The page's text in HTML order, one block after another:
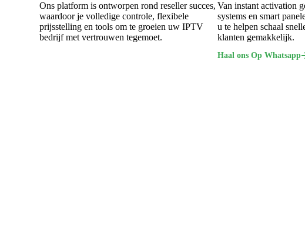
Ons platform is ontworpen rond reseller succes,
waardoor je volledige controle, flexibele
prijsstelling en tools om te groeien uw IPTV
bedrijf met vertrouwen tegemoet.
Van instant activation
systems en smart
u te helpen schaal
klanten gemakkelijk.
Haal ons Op Whatsapp